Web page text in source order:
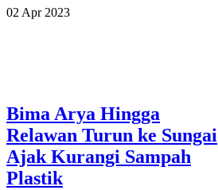
02 Apr 2023
Bima Arya Hingga
Relawan Turun ke Sungai
Ajak Kurangi Sampah
Plastik